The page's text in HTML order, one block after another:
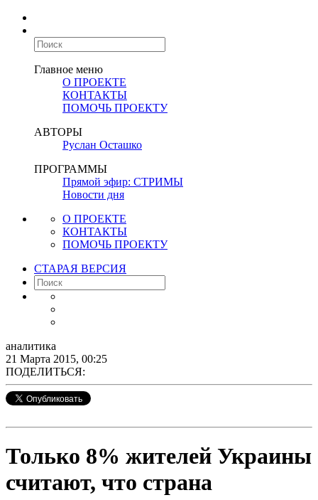
Главное меню
О ПРОЕКТЕ
КОНТАКТЫ
ПОМОЧЬ ПРОЕКТУ
АВТОРЫ
Руслан Осташко
ПРОГРАММЫ
Прямой эфир: СТРИМЫ
Новости дня
О ПРОЕКТЕ
КОНТАКТЫ
ПОМОЧЬ ПРОЕКТУ
СТАРАЯ ВЕРСИЯ
аналитика
21 Марта 2015, 00:25
ПОДЕЛИТЬСЯ:
Только 8% жителей Украины
считают, что страна